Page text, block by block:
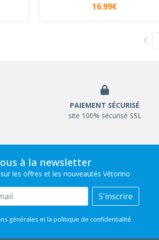
16.99€
PAIEMENT SÉCURISÉ
site 100% sécurisé SSL
à la newsletter
les offres et les nouveautés Vétorino
S'inscrire
générales et la politique de confidentialité